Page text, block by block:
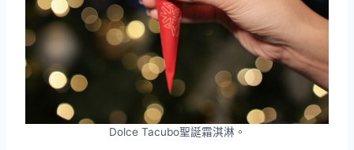
Dolce Tacubo聖誕霜淇淋。